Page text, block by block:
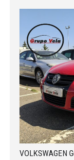
¿Ha
VOLKSWAGEN